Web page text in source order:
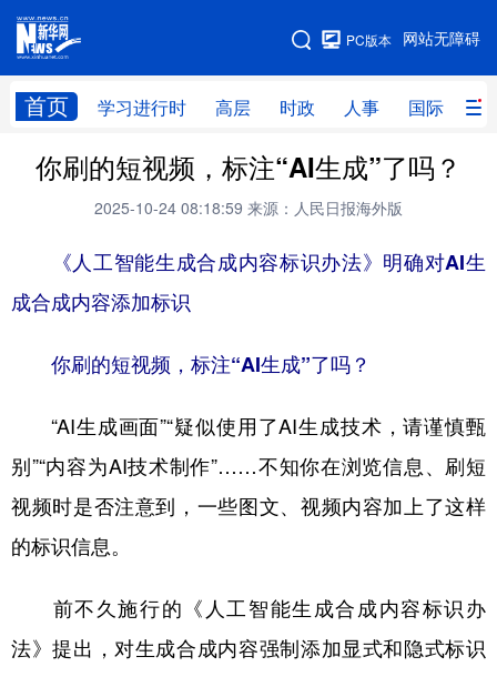
网站无障碍
PC版本
首页 学习进行时 高层 时政 人事 国际 财
网站地图
学习进行时 高层 时政 人事
财经 网评
台湾 思客智库 全球连线 教育
科技 科创
文化 书画 健康
学术中国
你刷的短视频，标注“AI生成”了吗？
2025-10-24 08:18:59 来源：人民日报海外版
《人工智能生成合成内容标识办法》明确对AI生
成合成内容添加标识
你刷的短视频，标注“AI生成”了吗？
“AI生成画面”“疑似使用了AI生成技术，请谨慎甄
别”“内容为AI技术制作”……不知你在浏览信息、刷短
视频时是否注意到，一些图文、视频内容加上了这样
的标识信息。
前不久施行的《人工智能生成合成内容标识办
法》提出，对生成合成内容强制添加显式和隐式标识